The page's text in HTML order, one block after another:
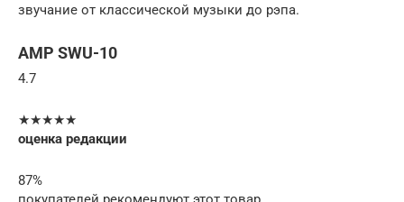
звучание от классической музыки до рэпа.
AMP SWU-10
4.7
★★★★★
оценка редакции
87%